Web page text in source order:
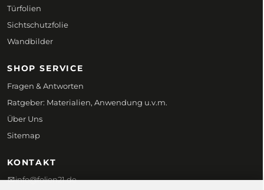
Türfolien
Sichtschutzfolie
Wandbilder
SHOP SERVICE
Fragen & Antworten
Ratgeber: Materialien, Anwendung u.v.m.
Über Uns
Sitemap
KONTAKT
info@folien21.de